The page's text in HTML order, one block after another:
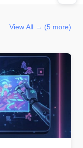
View All → (5 more)